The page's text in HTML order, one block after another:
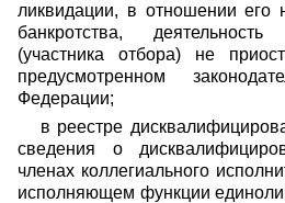
ликвидации, в отношении его
банкротства,
(участника отбора) не
предусмотренном
Федерации;
в реестре
сведения о
членах коллегиального
исполняющем функции